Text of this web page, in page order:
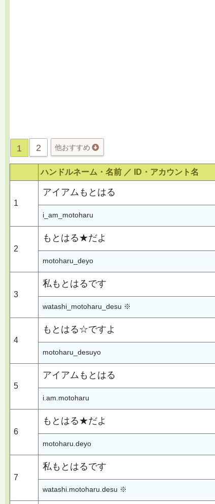
1 2 他おすすめ
ハンドルネーム・名前 ／ ID・アカウント名
1
アイアムもとはる
i_am_motoharu
2
もとはる★だよ
motoharu_deyo
3
私もとはるです
watashi_motoharu_desu ※
4
もとはる☆ですよ
motoharu_desuyo
5
アイアムもとはる
i.am.motoharu
6
もとはる★だよ
motoharu.deyo
7
私もとはるです
watashi.motoharu.desu ※